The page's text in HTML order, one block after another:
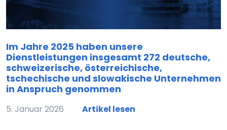
Im Jahre 2025 haben unsere
Dienstleistungen insgesamt 272 deutsche,
schweizerische, österreichische,
tschechische und slowakische Unternehmen
in Anspruch genommen
5. Januar 2026 Artikel lesen